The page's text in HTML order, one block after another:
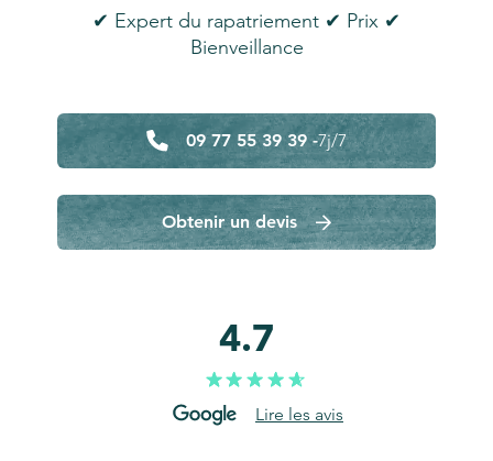
✔ Expert du rapatriement ✔ Prix ✔
Bienveillance
09 77 55 39 39 -7j/7
Obtenir un devis
4.7
Lire les avis